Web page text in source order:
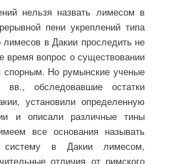
нельзя назвать лимесом в
пени укреплений типа
лимесов в Дакии проследить не
время вопрос о существовании
спорным. Но румынские ученые
обследовавшие остатки
установили определенную
и описали различные тины
все основания называть
систему в Дакии лимесом,
отличия от римского